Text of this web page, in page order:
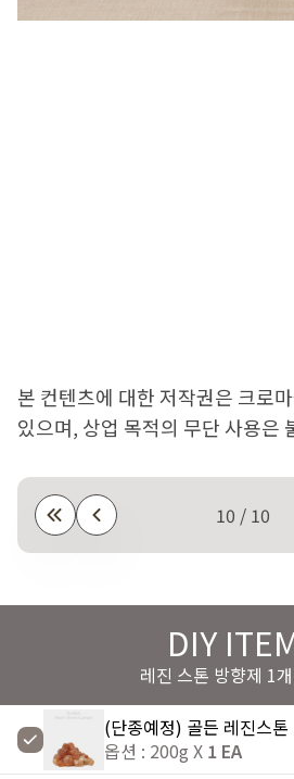
본 컨텐츠에 대한 저작권은 크로
있으며, 상업 목적의 무단 사용은
10 / 10
DIY
레진 스톤 방향제 1
(단종예정) 골든 레진스톤
옵션 : 200g X 1 EA